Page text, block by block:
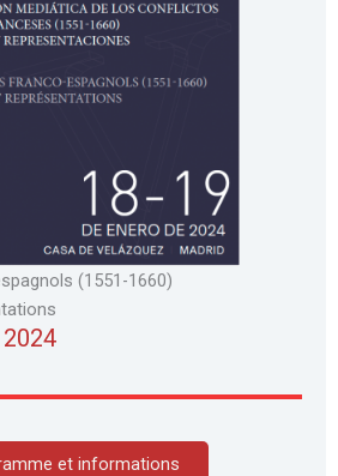
(1551-1660)
et informations